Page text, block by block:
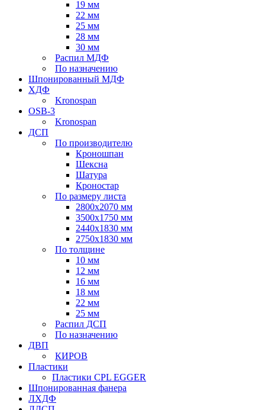
19 мм
22 мм
25 мм
28 мм
30 мм
Распил МДФ
По назначению
Шпонированный МДФ
ХДФ
Kronospan
OSB-3
Kronospan
ДСП
По производителю
Кроношпан
Шексна
Шатура
Кроностар
По размеру листа
2800х2070 мм
3500х1750 мм
2440х1830 мм
2750х1830 мм
По толщине
10 мм
12 мм
16 мм
18 мм
22 мм
25 мм
Распил ДСП
По назначению
ДВП
КИРОВ
Пластики
Пластики CPL EGGER
Шпонированная фанера
ЛХДФ